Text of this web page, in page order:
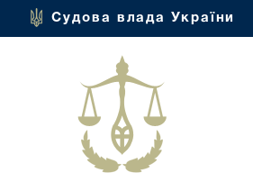
Судова влада України